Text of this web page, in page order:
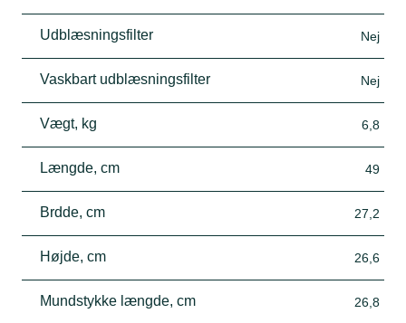
Udblæsningsfilter Nej
Vaskbart udblæsningsfilter Nej
Vægt, kg 6,8
Længde, cm 49
Brdde, cm 27,2
Højde, cm 26,6
Mundstykke længde, cm 26,8